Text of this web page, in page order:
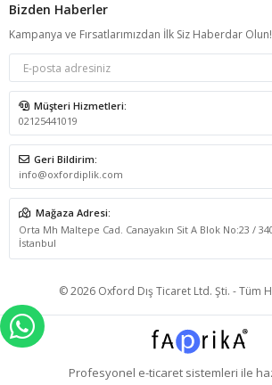
Bizden Haberler
Kampanya ve Fırsatlarımızdan İlk Siz Haberdar Olun!
Müşteri Hizmetleri:
02125441019
Geri Bildirim:
info@oxfordiplik.com
Mağaza Adresi:
Orta Mh Maltepe Cad. Canayakın Sit A Blok No:23 /
İstanbul
© 2026 Oxford Dış Ticaret Ltd. Şti. - Tüm
Profesyonel e-ticaretsistemleri ile
WHATSAPP İLE SİPARİŞ VER